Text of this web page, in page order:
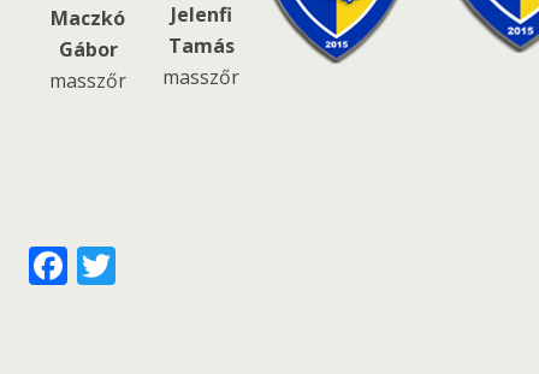
Maczkó
Gábor
masszőr
Jelenfi
Tamás
masszőr
F